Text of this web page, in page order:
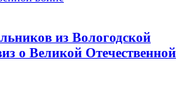
из Вологодской
о Великой Отечественной